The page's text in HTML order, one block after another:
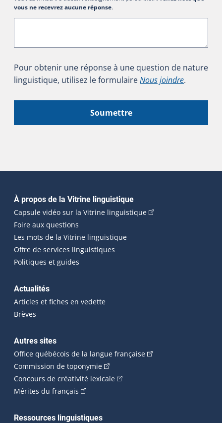
vous ne recevrez aucune réponse.
Pour obtenir une réponse à une question de nature
linguistique, utilisez le formulaireNous joindre.
Soumettre
Navigation principale
À propos de la Vitrine linguistique
Capsule vidéo sur la Vitrine linguistique(Cet hyperlien
Foire aux questions
Les mots de la Vitrine linguistique
Offre de services linguistiques
Politiques et guides
Actualités
Articles et fiches en vedette
Brèves
Autres sites
Office québécois de la langue française(Cet hyperlien
Commission de toponymie(Cet hyperlien externe s'ouvrira
Concours de créativité lexicale(Cet hyperlien externe
Mérites du français (Cet hyperlien externe s'ouvrira dans une
Ressources linguistiques